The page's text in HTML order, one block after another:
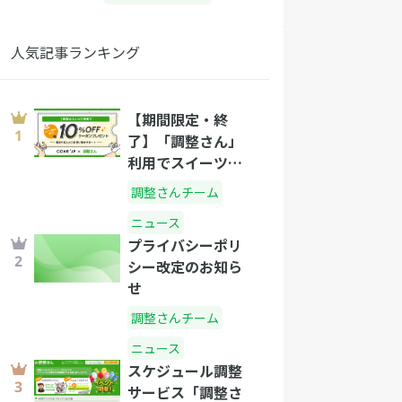
人気記事ランキング
【期間限定・終
了】「調整さん」
利用でスイーツ
10％OFFクーポン
を発行
調整さんチーム
ニュース
プライバシーポリ
シー改定のお知ら
せ
調整さんチーム
ニュース
スケジュール調整
サービス「調整さ